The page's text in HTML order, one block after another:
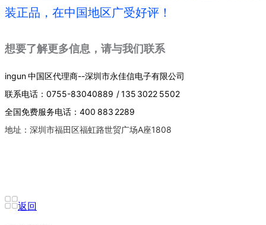
装正品，在中国地区广受好评！
想要了解更多信息，请与我们联系
ingun 中国区代理商--深圳市永佳信电子有限公司
联系电话：0755-83040889 / 135 3022 5502
全国免费服务电话：400 883 2289
地址：深圳市福田区福虹路世贸广场A座1808
返回